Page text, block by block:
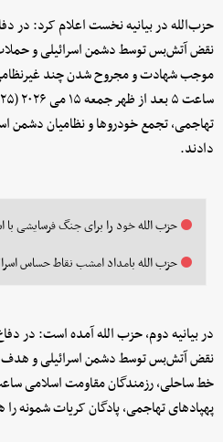
حزب‌الله در بیانیه‌ نخست اعلام کرد: در
نقض آتش‌بس توسط دشمن اسرائیلی و
موجب شهادت و مجروح شدن چند
تهاجمی، تجمع خودروها و نظامیان دشمن
دادند.
حزب الله خود را برای جنگ فرسایشی با
حزب الله بامداد امشب نقاط حساس
در بیانیه دوم، حزب الله آمده است: در
نقض آتش‌بس توسط دشمن اسرائیلی و هدف
پهپادهای تهاجمی، پادگان کریات شمونه